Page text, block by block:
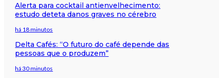
Alerta para cocktail antienvelhecimento:
estudo deteta danos graves no cérebro
há 18 minutos
Delta Cafés: “O futuro do café depende das
pessoas que o produzem”
há 30 minutos